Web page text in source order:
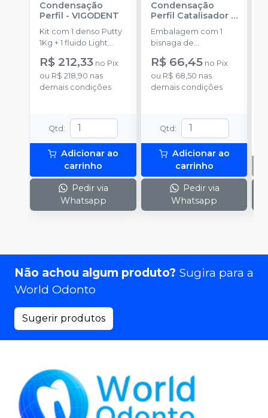
Condensação
Perfil -VIGODENT
Kit com 1 denso Putty
1Kg + 1 fluido Light
Body 120g + 1
catalisador 60ml.
R$ 212,33 no Pix
ou R$ 218,90 nas
demais condições
Qtd :
Adicionar ao
carrinho
Pedir via
Whatsapp
Condensação
Perfil Catalisador-
VIGODENT
Embalagem com 1
bisnaga de
catalisador com 50g.
R$ 66,45 no Pix
ou R$ 68,50 nas
demais condições
Qtd :
Adicionar ao
carrinho
Pedir via
Whatsapp
Não achou algum produto? Sugira para a
World Odonto
Sugerir produtos